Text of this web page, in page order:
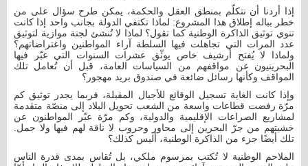
إذا أردنا أن نتكلّم بمنطق العقل والحكمة، يمكن طرح سؤال على من
خطر بباله إطلاق هذا المشروع: لماذا تكتفي الدولة بجانب واحد إذا كانت
تنوي توثيق الذاكرة الوطنية كما تقول؟ لماذا لا تُنشئ لجنة موازية لتوثيق
عدد المرات التي تجاهلت فيها السلطة آراء المواطنين واعتراضاتهم؟
ولماذا لا يُفتح أرشيف خاص يوثّق عشرات السنوات التي عبّر فيها
البحرينيون عن مواقفهم من السياسات العامة، قبل أن تُعامل تلك
المواقف وكأنها رسائل ضائعة في صندوق بريد مهجور؟
وإذا كانت الغاية تسجيل الوقائع للأجيال المقبلة، فربما يجدر توثيق كم
مرّة رفضت قطاعات واسعة من الشعب تحويل البلاد إلى منصّة متقدمة
لمشاريع الصراعات الإقليمية والدولية، وكم مرّة عبّر المواطنون عن
خشيتهم من جرّ البحرين إلى محاور وحروب لا ناقة لهم فيها ولا جمل.
تلك أيضًا جزء من الذاكرة الوطنية، أليس كذلك؟
الملاحم الوطنية لا تُكتب بمرسوم ملكي، بل تُقاس بمدى قدرة الناس